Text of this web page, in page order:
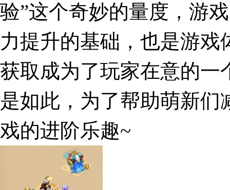
验”这个奇妙的量度，游
力提升的基础，也是游
获取成为了玩家在意的一
是如此，为了帮助萌新
戏的进阶乐趣~